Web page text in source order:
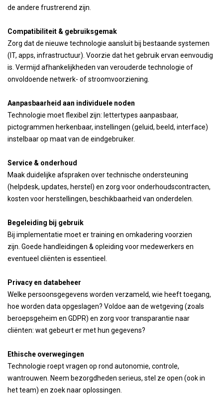
de andere frustrerend zijn.
Compatibiliteit & gebruiksgemak
Zorg dat de nieuwe technologie aansluit bij bestaande systemen
(IT, apps, infrastructuur). Voorzie dat het gebruik ervan eenvoudig
is. Vermijd afhankelijkheden van verouderde technologie of
onvoldoende netwerk- of stroomvoorziening.
Aanpasbaarheid aan individuele noden
Technologie moet flexibel zijn: lettertypes aanpasbaar,
pictogrammen herkenbaar, instellingen (geluid, beeld, interface)
instelbaar op maat van de eindgebruiker.
Service & onderhoud
Maak duidelijke afspraken over technische ondersteuning
(helpdesk, updates, herstel) en zorg voor onderhoudscontracten,
kosten voor herstellingen, beschikbaarheid van onderdelen.
Begeleiding bij gebruik
Bij implementatie moet er training en omkadering voorzien
zijn. Goede handleidingen & opleiding voor medewerkers en
eventueel cliënten is essentieel.
Privacy en databeheer
Welke persoonsgegevens worden verzameld, wie heeft toegang,
hoe worden data opgeslagen? Voldoe aan de wetgeving (zoals
beroepsgeheim en GDPR) en zorg voor transparantie naar
cliënten: wat gebeurt er met hun gegevens?
Ethische overwegingen
Technologie roept vragen op rond autonomie, controle,
wantrouwen. Neem bezorgdheden serieus, stel ze open (ook in
het team) en zoek naar oplossingen.